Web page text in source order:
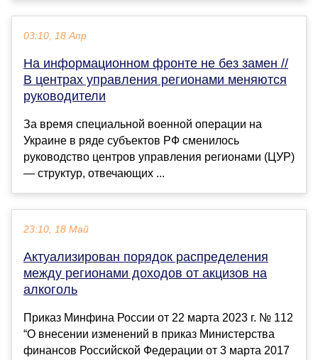
03:10, 18 Апр
На информационном фронте не без замен //
В центрах управления регионами меняются
руководители
За время специальной военной операции на
Украине в ряде субъектов РФ сменилось
руководство центров управления регионами (ЦУР)
— структур, отвечающих ...
23:10, 18 Май
Актуализирован порядок распределения
между регионами доходов от акцизов на
алкоголь
Приказ Минфина России от 22 марта 2023 г. № 112
“О внесении изменений в приказ Министерства
финансов Российской Федерации от 3 марта 2017